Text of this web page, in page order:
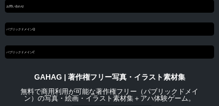
お問い合わせ
パブリックドメインQ
パブリックドメインC
GAHAG | 著作権フリー写真・イラスト素材集
無料で商用利用が可能な著作権フリー（パブリックドメイ
ン）の写真・絵画・イラスト素材集＋アハ体験ゲーム。